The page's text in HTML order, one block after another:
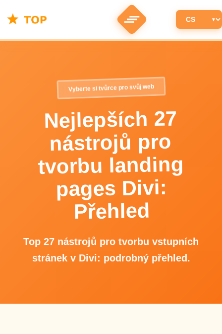
Vyberte si tvůrce pro svůj web
Nejlepších 27
nástrojů pro
tvorbu landing
pages Divi:
Přehled
Top 27 nástrojů pro tvorbu vstupních
stránek v Divi: podrobný přehled.